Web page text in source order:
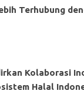
Terhubung
Kolaborasi
Halal